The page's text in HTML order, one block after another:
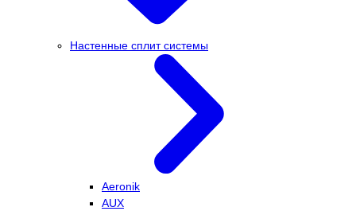
Настенные сплит системы
Aeronik
AUX